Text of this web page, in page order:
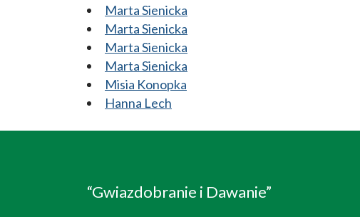
Marta Sienicka
Marta Sienicka
Marta Sienicka
Marta Sienicka
Misia Konopka
Hanna Lech
“Gwiazdobranie i Dawanie”